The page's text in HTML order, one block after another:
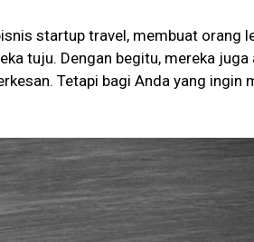
startup travel, membuat orang
tuju. Dengan begitu, mereka juga
Tetapi bagi Anda yang ingin